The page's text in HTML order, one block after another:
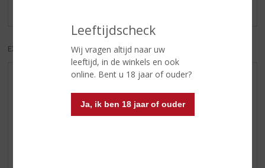
Leeftijdscheck
Wij vragen altijd naar uw
leeftijd, in de winkels en ook
online. Bent u 18 jaar of ouder?
Ja, ik ben 18 jaar of ouder
EXCL. BTW INCL. BTW
WIJN VAN DE MAAND
WHISKY VAN DE MAAND